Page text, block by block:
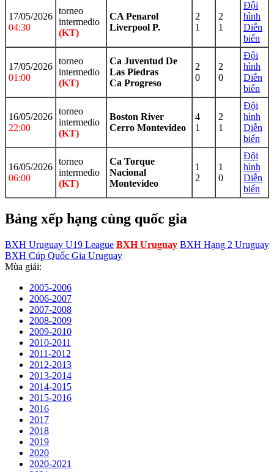
17/05/2026
04:30
torneo
intermedio
(KT)
CA Penarol
Liverpool P.
2
1
2
1
Đội
hình
Diễn
biến
17/05/2026
01:00
torneo
intermedio
(KT)
Ca Juventud De
Las Piedras
Ca Progreso
2
0
2
0
Đội
hình
Diễn
biến
16/05/2026
22:00
torneo
intermedio
(KT)
Boston River
Cerro Montevideo
4
1
2
1
Đội
hình
Diễn
biến
16/05/2026
06:00
torneo
intermedio
(KT)
Ca Torque
Nacional
Montevideo
1
2
1
0
Đội
hình
Diễn
biến
Bảng xếp hạng cùng quốc gia
BXH Uruguay U19 League BXH Uruguay BXH Hạng 2 Uruguay
BXH Cúp Quốc Gia Uruguay
Mùa giải:
2005-2006
2006-2007
2007-2008
2008-2009
2009-2010
2010-2011
2011-2012
2012-2013
2013-2014
2014-2015
2015-2016
2016
2017
2018
2019
2020
2020-2021